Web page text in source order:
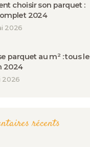
choisir son parquet :
2024
2026
parquet au m² : tous
2024
2026
récents